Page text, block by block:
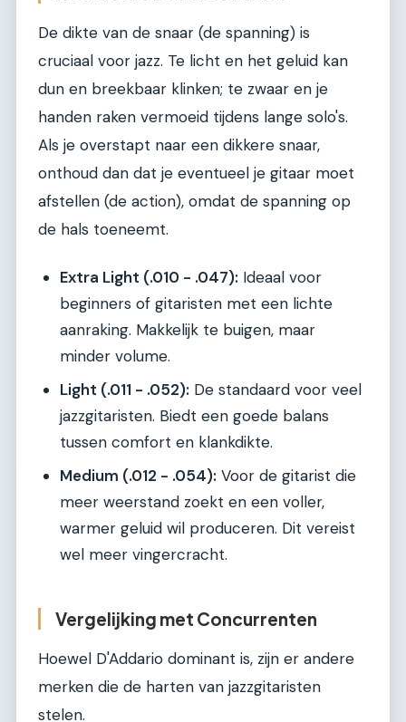
De dikte van de snaar (de spanning) is
cruciaal voor jazz. Te licht en het geluid kan
dun en breekbaar klinken; te zwaar en je
handen raken vermoeid tijdens lange solo's.
Als je overstapt naar een dikkere snaar,
onthoud dan dat je eventueel je gitaar moet
afstellen (de action), omdat de spanning op
de hals toeneemt.
Extra Light (.010 - .047): Ideaal voor
beginners of gitaristen met een lichte
aanraking. Makkelijk te buigen, maar
minder volume.
Light (.011 - .052): De standaard voor veel
jazzgitaristen. Biedt een goede balans
tussen comfort en klankdikte.
Medium (.012 - .054): Voor de gitarist die
meer weerstand zoekt en een voller,
warmer geluid wil produceren. Dit vereist
wel meer vingercracht.
Vergelijking met Concurrenten
Hoewel D'Addario dominant is, zijn er andere
merken die de harten van jazzgitaristen
stelen.